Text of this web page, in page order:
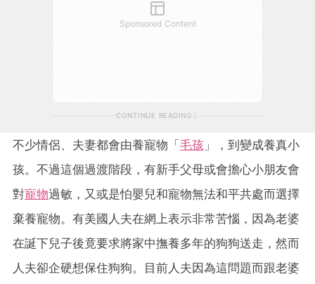
Sponsored Content
CONTINUE READING
不少情侶、夫妻都會由養寵物「毛孩 」，到變成養真小
孩。不過這個過渡階段，有新手父母或會擔心小朋友會
對寵物過敏，又或是怕嬰兒和寵物無法和平共處而選擇
棄養寵物。有美國人夫在網上表示非常苦惱，因為老婆
在誕下兒子後竟要求將家中撫養多年的狗狗送走，然而
人夫卻企硬想保住狗狗。目前人夫因為這問題而跟老婆